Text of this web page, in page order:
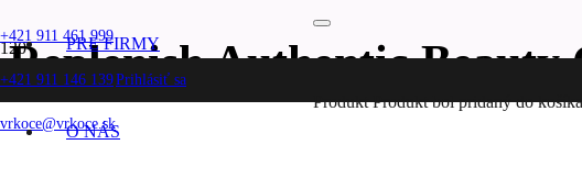
+421 911 461 999
+421 911 146 139
vrkoce@vrkoce.sk
Prihlásiť sa
PRE FIRMY
O NÁS
ProduktProduktbol pridaný do
Replenish Authentic Beauty
dóza